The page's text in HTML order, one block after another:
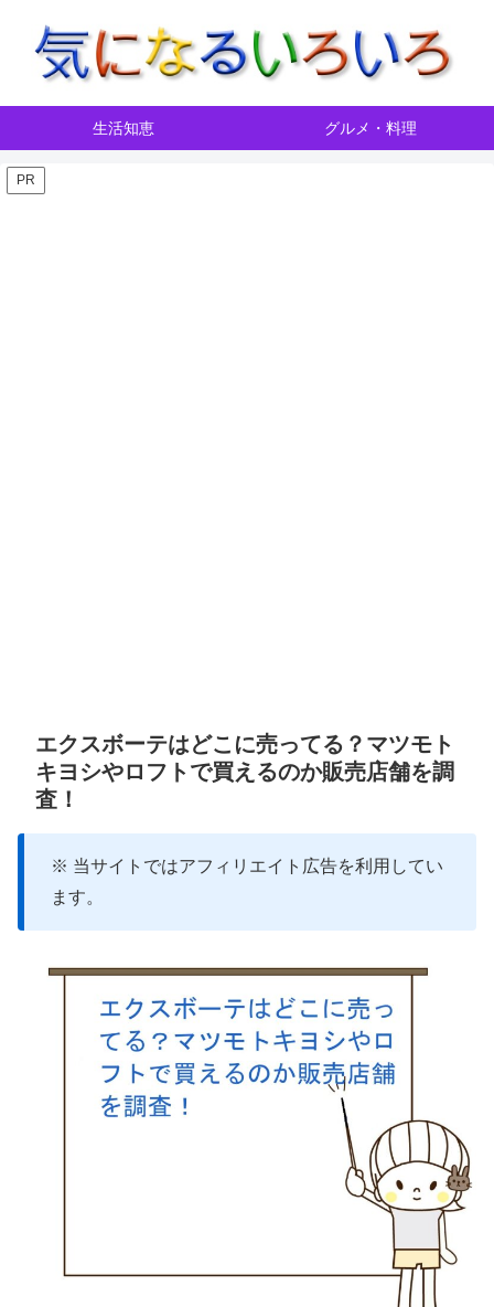
生活知恵 グルメ・料理
PR
エクスボーテはどこに売ってる？マツモト
キヨシやロフトで買えるのか販売店舗を調
査！
※ 当サイトではアフィリエイト広告を利用してい
ます。